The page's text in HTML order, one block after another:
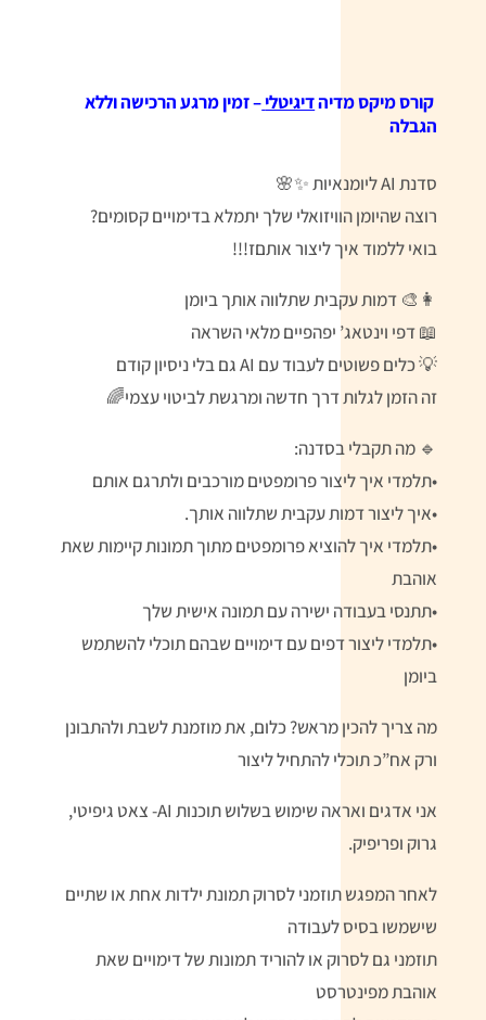
קורס מיקס מדיהדיגיטלי– זמין מרגע הרכישה וללא
הגבלה
סדנת AI ליומנאיות ✨🌸
רוצה שהיומן הוויזואלי שלך יתמלא בדימויים קסומים?
בואי ללמוד איך ליצור אותםז!!!
👩‍🎨 דמות עקבית שתלווה אותך ביומן
📖 דפי וינטאג’ יפהפיים מלאי השראה
💡 כלים פשוטים לעבוד עם AI גם בלי ניסיון קודם
זה הזמן לגלות דרך חדשה ומרגשת לביטוי עצמי🌈
🔹 מה תקבלי בסדנה:
•תלמדי איך ליצור פרומפטים מורכבים ולתרגם אותם
•איך ליצור דמות עקבית שתלווה אותך.
•תלמדי איך להוציא פרומפטים מתוך תמונות קיימות שאת
אוהבת
•תתנסי בעבודה ישירה עם תמונה אישית שלך
•תלמדי ליצור דפים עם דימויים שבהם תוכלי להשתמש
ביומן
מה צריך להכין מראש? כלום, את מוזמנת לשבת ולהתבונן
ורק אח”כ תוכלי להתחיל ליצור
אני אדגים ואראה שימוש בשלוש תוכנות AI- צאט גיפיטי,
גרוק ופריפיק.
לאחר המפגש תוזמני לסרוק תמונת ילדות אחת או שתיים
שישמשו בסיס לעבודה
תוזמני גם לסרוק או להוריד תמונות של דימויים שאת
אוהבת מפינטרסט